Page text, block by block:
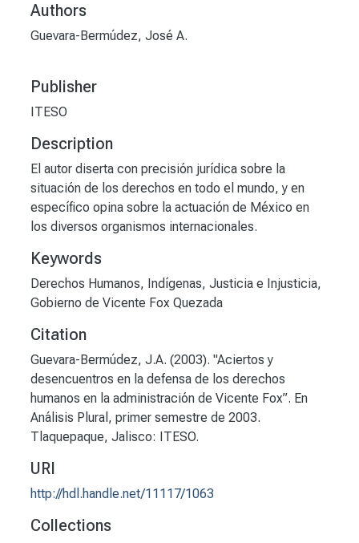
Authors
Guevara-Bermúdez, José A.
Publisher
ITESO
Description
El autor diserta con precisión jurídica sobre la
situación de los derechos en todo el mundo, y en
específico opina sobre la actuación de México en
los diversos organismos internacionales.
Keywords
Derechos Humanos, Indígenas, Justicia e Injusticia,
Gobierno de Vicente Fox Quezada
Citation
Guevara-Bermúdez, J.A. (2003). "Aciertos y
desencuentros en la defensa de los derechos
humanos en la administración de Vicente Fox”. En
Análisis Plural, primer semestre de 2003.
Tlaquepaque, Jalisco: ITESO.
URI
http://hdl.handle.net/11117/1063
Collections